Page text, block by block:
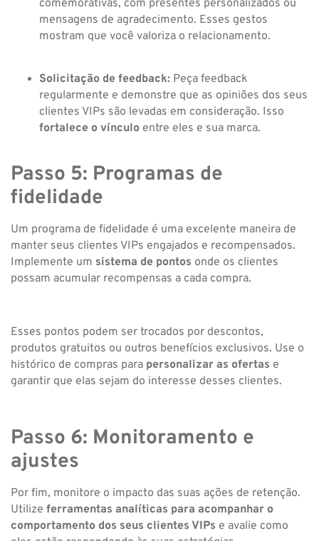
comemorativas, com presentes personalizados ou
mensagens de agradecimento. Esses gestos
mostram que você valoriza o relacionamento.
Solicitação de feedback: Peça feedback
regularmente e demonstre que as opiniões dos seus
clientes VIPs são levadas em consideração. Isso
fortalece o vínculo entre eles e sua marca.
Passo 5: Programas de
fidelidade
Um programa de fidelidade é uma excelente maneira de
manter seus clientes VIPs engajados e recompensados.
Implemente um sistema de pontos onde os clientes
possam acumular recompensas a cada compra.
Esses pontos podem ser trocados por descontos,
produtos gratuitos ou outros benefícios exclusivos. Use o
histórico de compras para personalizar as ofertas e
garantir que elas sejam do interesse desses clientes.
Passo 6: Monitoramento e
ajustes
Por fim, monitore o impacto das suas ações de retenção.
Utilize ferramentas analíticas para acompanhar o
comportamento dos seus clientes VIPs e avalie como